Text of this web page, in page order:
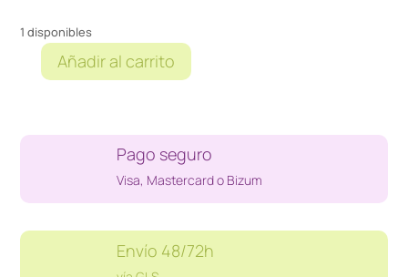
1 disponibles
PACK
ESDDI
Añadir al carrito
Pago seguro
Visa, Mastercard o Bizum
Envío 48/72h